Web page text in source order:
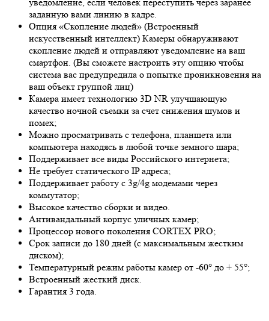
заданную вами линию в кадре.
Опция «Скопление людей» (Встроенный
искусственный интеллект) Камеры обнаруживают
скопление людей и отправляют уведомление на ваш
смартфон. (Вы сможете настроить эту опцию чтобы
система вас предупредила о попытке проникновения на
ваш объект группой лиц)
Камера имеет технологию 3D NR улучшающую
качество ночной съемки за счет снижения шумов и
помех;
Можно просматривать с телефона, планшета или
компьютера находясь в любой точке земного шара;
Поддерживает все виды Российского интернета;
Не требует статического IP адреса;
Поддерживает работу с 3g/4g модемами через
коммутатор;
Высокое качество сборки и видео.
Антивандальный корпус уличных камер;
Процессор нового поколения CORTEX PRO;
Срок записи до 180 дней (с максимальным жестким
диском);
Температурный режим работы камер от -60° до + 55°;
Встроенный жесткий диск.
Гарантия 3 года.